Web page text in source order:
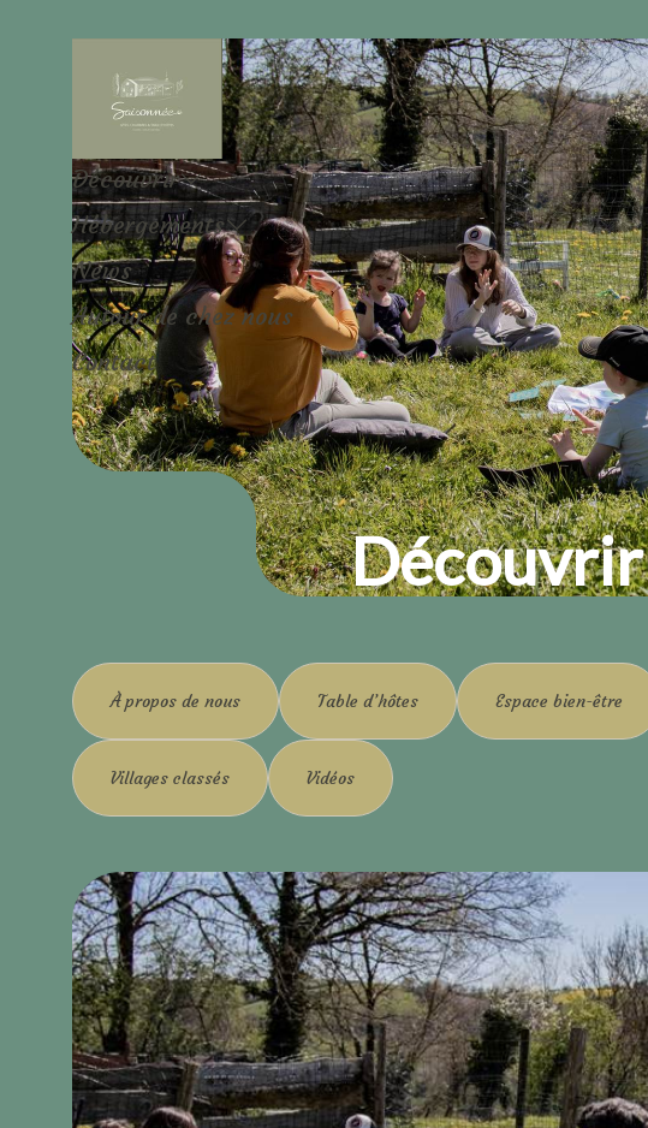
Découvrir
Hébergements
News
Autour de chez nous
Contact
Découvrir
À propos de nous Table d’hôtes Espace bien-être
Villages classés Vidéos